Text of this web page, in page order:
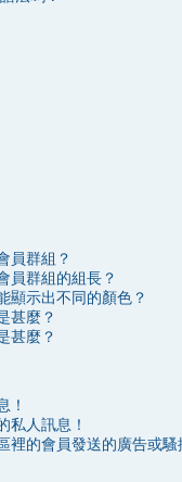
員群組？
員群組的組長？
顯示出不同的顏色？
甚麼？
甚麼？
！
私人訊息！
裡的會員發送的廣告或騷